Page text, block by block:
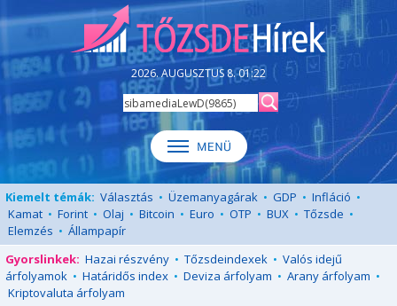
2026. AUGUSZTUS 8. 01:22
Kiemelt témák: Választás • Üzemanyagárak • GDP • Infláció •
Kamat • Forint • Olaj • Bitcoin • Euro • OTP • BUX • Tőzsde •
Elemzés • Állampapír
Gyorslinkek: Hazai részvény • Tőzsdeindexek • Valós idejű
árfolyamok • Határidős index • Deviza árfolyam • Arany árfolyam •
Kriptovaluta árfolyam